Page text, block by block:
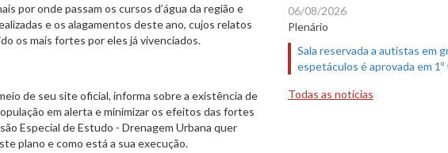
por onde passam os cursos d’água da região e
e os alagamentos deste ano, cujos relatos
os mais fortes por eles já vivenciados.
de seu site oficial, informa sobre a existência de
em alerta e minimizar os efeitos das fortes
Especial de Estudo - Drenagem Urbana quer
plano e como está a sua execução.
06/08/2026
Plenário
Sala reservada a autistas em
espetáculos é aprovada em
Todas as notícias